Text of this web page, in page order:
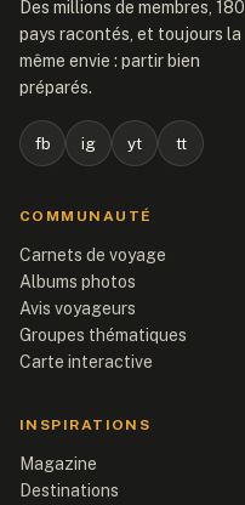
Des millions de membres, 180
pays racontés, et toujours la
même envie : partir bien
préparés.
fb ig yt tt
COMMUNAUTÉ
Carnets de voyage
Albums photos
Avis voyageurs
Groupes thématiques
Carte interactive
INSPIRATIONS
Magazine
Destinations